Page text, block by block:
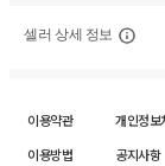
셀러 상세 정보
이용약관 개인정보
이용방법
공지사항